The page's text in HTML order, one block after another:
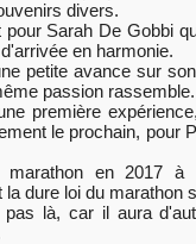
divers.
pour Sarah De Gobbi
en harmonie.
petite avance sur
passion rassemble.
première
le prochain, pour
marathon en 2017 à
dure loi du marathon
là, car il aura